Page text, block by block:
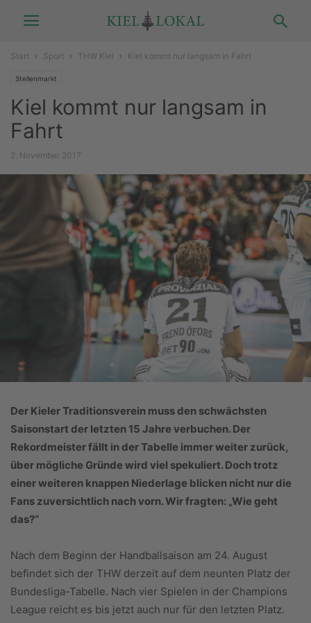
Start Sport THW Kiel Kiel kommt nur langsam in Fahrt
Stellenmarkt
Kiel kommt nur langsam in
Fahrt
2. November 2017
Der Kieler Traditionsverein muss den schwächsten
Saisonstart der letzten 15 Jahre verbuchen. Der
Rekordmeister fällt in der Tabelle immer weiter zurück,
über mögliche Gründe wird viel spekuliert. Doch trotz
einer weiteren knappen Niederlage blicken nicht nur die
Fans zuversichtlich nach vorn. Wir fragten: „Wie geht
das?“
Nach dem Beginn der Handballsaison am 24. August
befindet sich der THW derzeit auf dem neunten Platz der
Bundesliga-Tabelle. Nach vier Spielen in der Champions
League reicht es bis jetzt auch nur für den letzten Platz.